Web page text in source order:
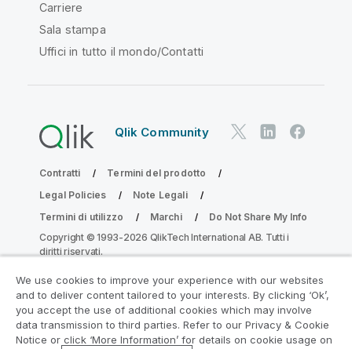
Carriere
Sala stampa
Uffici in tutto il mondo/Contatti
Qlik Community
Contratti
Termini del prodotto
Legal Policies
Note Legali
Termini di utilizzo
Marchi
Do Not Share My Info
Copyright © 1993-2026 QlikTech International AB. Tutti i
diritti riservati.
Partecipa al programma Analytics
Modernization
We use cookies to improve your experience with our websites
and to deliver content tailored to your interests. By clicking ‘Ok’,
you accept the use of additional cookies which may involve
data transmission to third parties. Refer to our Privacy & Cookie
Notice or click ‘More Information’ for details on cookie usage on